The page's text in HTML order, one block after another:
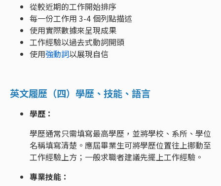
從較近期的工作開始排序
每一份工作用 3-4 個列點描述
使用實際數據來呈現成果
工作經驗以過去式動詞開頭
使用強動詞以展現自信
英文履歷（四）學歷、技能、語言
學歷：
學歷通常只需填寫最高學歷，並將學校、系所、學位
名稱填寫清楚。應屆畢業生可將學歷位置往上挪動至
工作經驗上方；一般求職者建議先擺上工作經驗。
專業技能：